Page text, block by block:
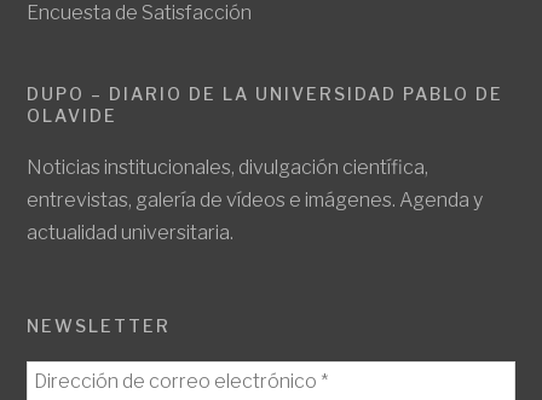
Encuesta de Satisfacción
DUPO – DIARIO DE LA UNIVERSIDAD PABLO DE
OLAVIDE
Noticias institucionales, divulgación científica,
entrevistas, galería de vídeos e imágenes. Agenda y
actualidad universitaria.
NEWSLETTER